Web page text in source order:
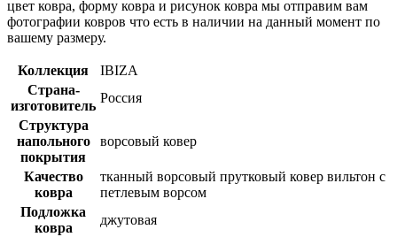
цвет ковра, форму ковра и рисунок ковра мы отправим вам
фотографии ковров что есть в наличии на данный момент по
вашему размеру.
Коллекция
IBIZA
Страна-
изготовитель
Россия
Структура
напольного
покрытия
ворсовый ковер
Качество
ковра
тканный ворсовый прутковый ковер вильтон с
петлевым ворсом
Подложка
ковра
джутовая